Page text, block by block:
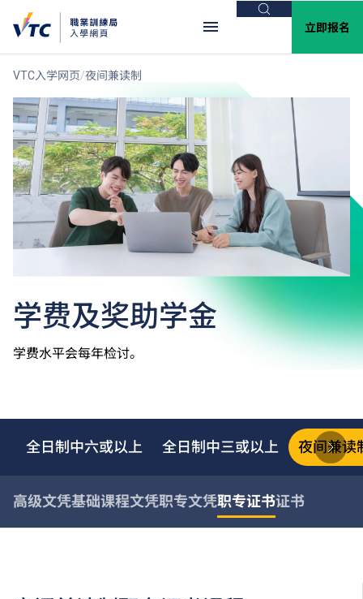
搜索
立即报名
VTC入学网页 夜间兼读制
学费及奖助学金
学费水平会每年检讨。
全日制中六或以上 全日制中三或以上 夜间兼读
高级文凭基础课程文凭职专文凭职专证书证书